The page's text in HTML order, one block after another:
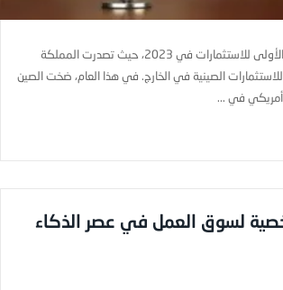
السعودية وجهة الصين الأولى للاستثمارات في 2023، حيث تصدرت المملكة
الصينية في الخارج. في هذا العام، ضخت الصين
لسوق العمل في عصر الذكاء